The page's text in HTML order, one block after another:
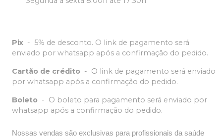
Pix - 5% de desconto. O link de pagamento será
enviado por whatsapp após a confirmação do pedido.
Cartão de crédito - O link de pagamento será enviado
por whatsapp após a confirmação do pedido.
Boleto - O boleto para pagamento será enviado por
whatsapp após a confirmação do pedido.
Nossas vendas são exclusivas para profissionais da saúde